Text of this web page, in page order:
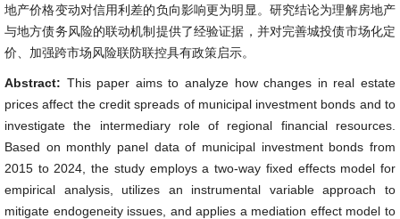
地产价格变动对信用利差的负向影响更为明显。研究结论为理解房地产
与地方债务风险的联动机制提供了经验证据，并对完善城投债市场化定
价、加强跨市场风险联防联控具有政策启示。
Abstract: This paper aims to analyze how changes in real estate
prices affect the credit spreads of municipal investment bonds and to
investigate the intermediary role of regional financial resources.
Based on monthly panel data of municipal investment bonds from
2015 to 2024, the study employs a two-way fixed effects model for
empirical analysis, utilizes an instrumental variable approach to
mitigate endogeneity issues, and applies a mediation effect model to